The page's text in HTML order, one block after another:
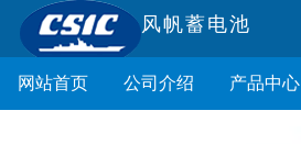
风帆蓄电池
网站首页 公司介绍 产品中心